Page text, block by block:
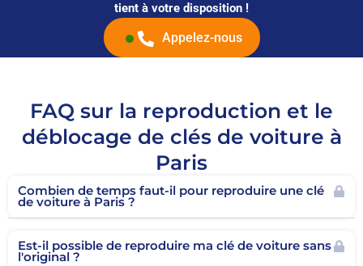
tient à votre disposition !
Appelez-nous
FAQ sur la reproduction et le
déblocage de clés de voiture à
Paris
Combien de temps faut-il pour reproduire une clé
de voiture à Paris ?
Est-il possible de reproduire ma clé de voiture sans
l'original ?